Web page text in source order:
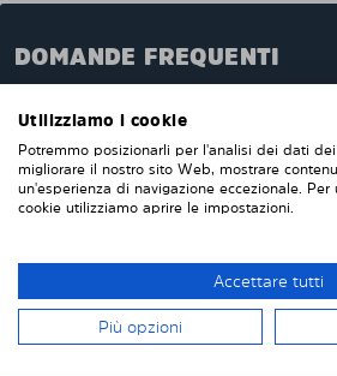
DOMANDE FREQUENTI
questi verranno prodotti
misura per i vetri della tua auto.
rifinire nulla da solo. I nostri
vengono consegnati pretagliati
oltre 4500 differenti modelli di
FAQ
Utilizziamo i cookie
Potremmo posizionarli per l'analisi dei dati
migliorare il nostro sito Web, mostrare
un'esperienza di navigazione eccezionale.
cookie utilizziamo aprire le impostazioni.
Accettare tutti
Più opzioni